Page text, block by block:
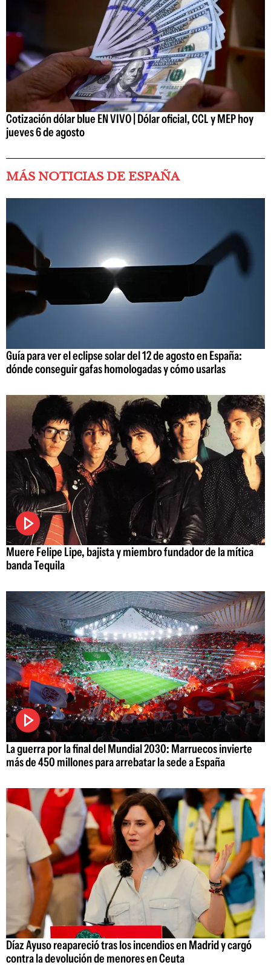
Cotización dólar blue EN VIVO | Dólar oficial, CCL y MEP hoy
jueves 6 de agosto
MÁS NOTICIAS DE ESPAÑA
Guía para ver el eclipse solar del 12 de agosto en España:
dónde conseguir gafas homologadas y cómo usarlas
Muere Felipe Lipe, bajista y miembro fundador de la mítica
banda Tequila
La guerra por la final del Mundial 2030: Marruecos invierte
más de 450 millones para arrebatar la sede a España
Díaz Ayuso reapareció tras los incendios en Madrid y cargó
contra la devolución de menores en Ceuta